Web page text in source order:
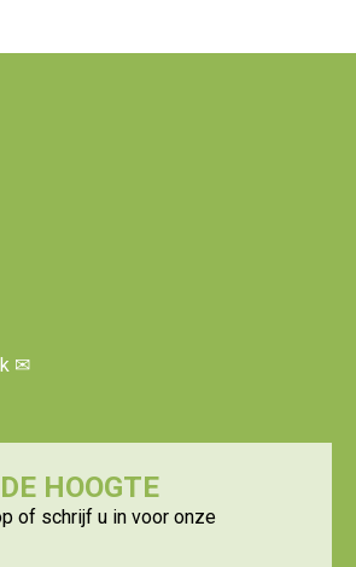
✉
HOOGTE
of schrijf u in voor onze